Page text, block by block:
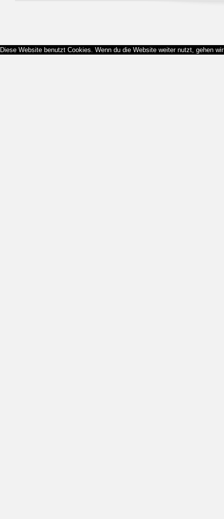
Diese Website benutzt Cookies. Wenn du die Website weiter nutzt, gehen